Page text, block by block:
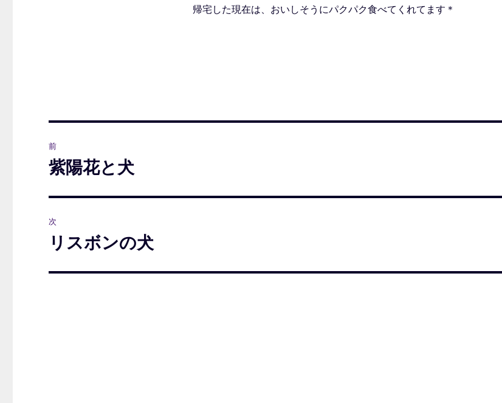
帰宅した現在は、おいしそうにパクパク食べてくれてます＊
稿
ビ
ゲ
前
前
投
稿:
紫陽花と犬
次
次
投
リスボンの犬